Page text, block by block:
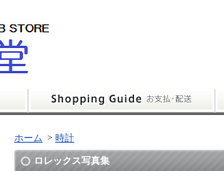
ホーム > 時計
ロレックス写真集